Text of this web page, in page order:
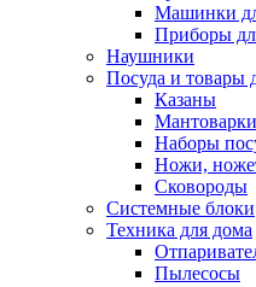
Машинки
Приборы
Наушники
Посуда и товары
Казаны
Мантоварки
Наборы
Ножи,
Сковороды
Системные блоки
Техника для дома
Пылесосы